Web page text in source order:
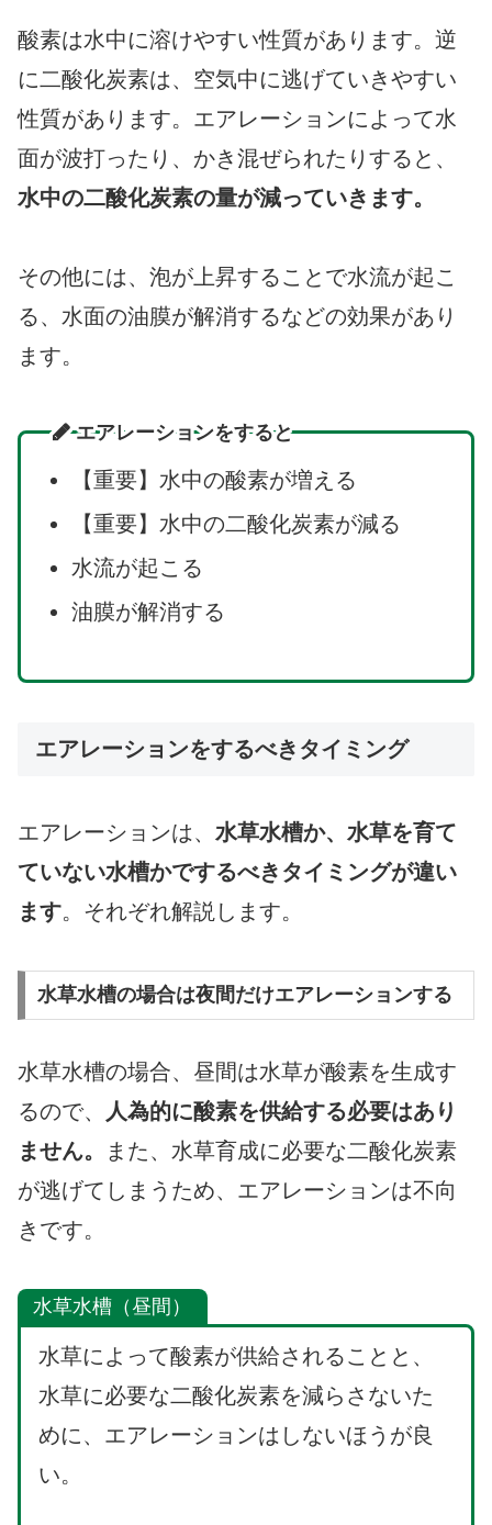
酸素は水中に溶けやすい性質があります。逆
に二酸化炭素は、空気中に逃げていきやすい
性質があります。エアレーションによって水
面が波打ったり、かき混ぜられたりすると、
水中の二酸化炭素の量が減っていきます。
その他には、泡が上昇することで水流が起こ
る、水面の油膜が解消するなどの効果があり
ます。
エアレーションをすると
【重要】水中の酸素が増える
【重要】水中の二酸化炭素が減る
水流が起こる
油膜が解消する
エアレーションをするべきタイミング
エアレーションは、 水草水槽か、水草を育て
ていない水槽かでするべきタイミングが違い
ます。それぞれ解説します。
水草水槽の場合は夜間だけエアレーションする
水草水槽の場合、昼間は水草が酸素を生成す
るので、
人為的に酸素を供給する必要はあり
ません。
また、水草育成に必要な二酸化炭素
が逃げてしまうため、エアレーションは不向
きです。
水草水槽（昼間）
水草によって酸素が供給されることと、
水草に必要な二酸化炭素を減らさないた
めに、エアレーションはしないほうが良
い。